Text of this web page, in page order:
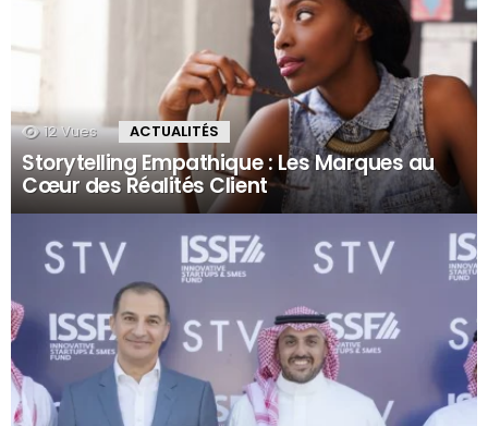
12 Vues ACTUALITÉS
Storytelling Empathique : Les Marques au
Cœur des Réalités Client